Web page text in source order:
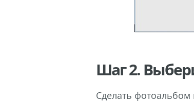
Шаг 2.
Сделать фотоальбом